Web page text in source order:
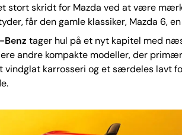
stort skridt for Mazda ved at være
får den gamle klassiker, Mazda 6,
Benz tager hul på et nyt kapitel med
andre kompakte modeller, der
vindglat karrosseri og et særdeles lavt